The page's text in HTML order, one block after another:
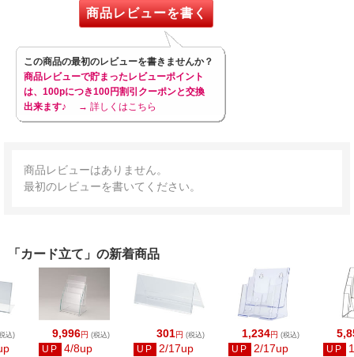
商品レビューを書く
この商品の最初のレビューを書きませんか？
商品レビューで貯まったレビューポイント
は、100pにつき100円割引クーポンと交換
出来ます♪
→ 詳しくはこちら
商品レビューはありません。
最初のレビューを書いてください。
「カード立て」の新着商品
9,996円 (税込)
UP 4/8up
301円 (税込)
UP 2/17up
1,234円 (税込)
UP 2/17up UP
込)